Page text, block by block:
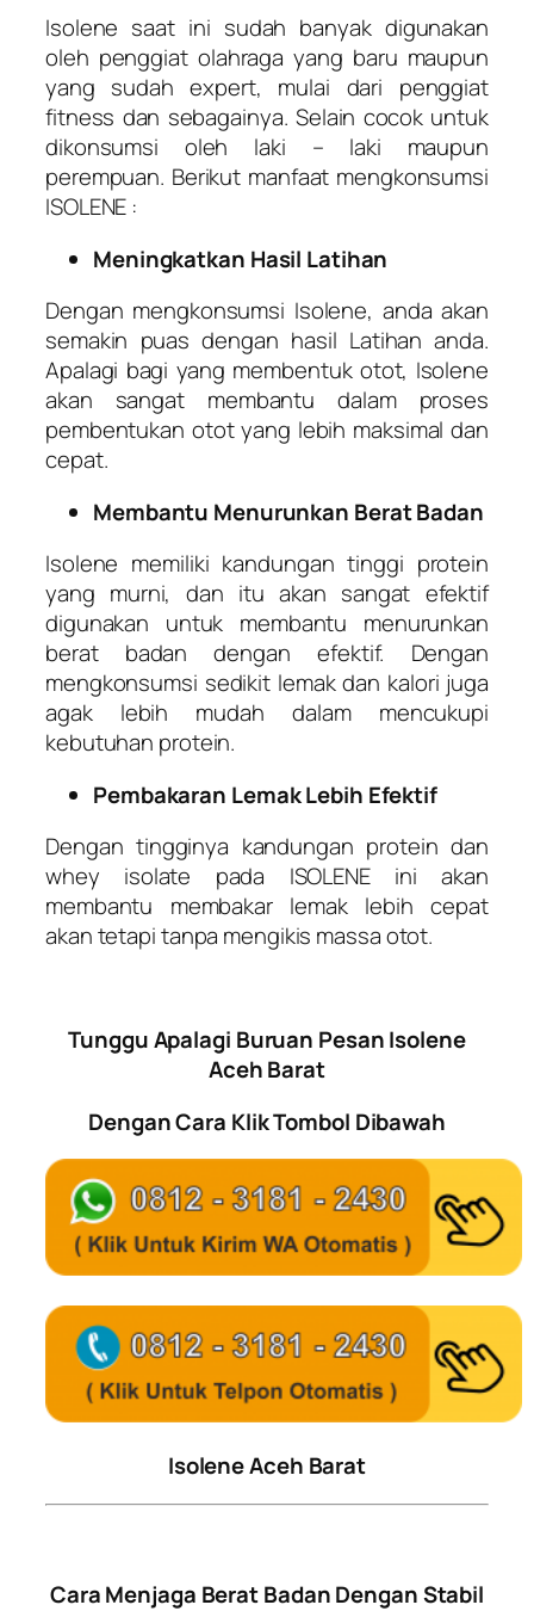
Isolene saat ini sudah banyak digunakan
oleh penggiat olahraga yang baru maupun
yang sudah expert, mulai dari penggiat
fitness dan sebagainya. Selain cocok untuk
dikonsumsi oleh laki – laki maupun
perempuan. Berikut manfaat mengkonsumsi
ISOLENE :
Meningkatkan Hasil Latihan
Dengan mengkonsumsi Isolene, anda akan
semakin puas dengan hasil Latihan anda.
Apalagi bagi yang membentuk otot, Isolene
akan sangat membantu dalam proses
pembentukan otot yang lebih maksimal dan
cepat.
Membantu Menurunkan Berat Badan
Isolene memiliki kandungan tinggi protein
yang murni, dan itu akan sangat efektif
digunakan untuk membantu menurunkan
berat badan dengan efektif. Dengan
mengkonsumsi sedikit lemak dan kalori juga
agak lebih mudah dalam mencukupi
kebutuhan protein.
Pembakaran Lemak Lebih Efektif
Dengan tingginya kandungan protein dan
whey isolate pada ISOLENE ini akan
membantu membakar lemak lebih cepat
akan tetapi tanpa mengikis massa otot.
Tunggu Apalagi Buruan Pesan Isolene
Aceh Barat
Dengan Cara Klik Tombol Dibawah
Isolene Aceh Barat
Cara Menjaga Berat Badan Dengan Stabil